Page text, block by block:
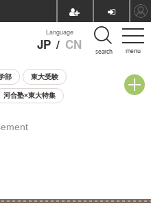
menu
Language
JP / CN search
部 東大受験
河合塾×東大特集
会・相談会